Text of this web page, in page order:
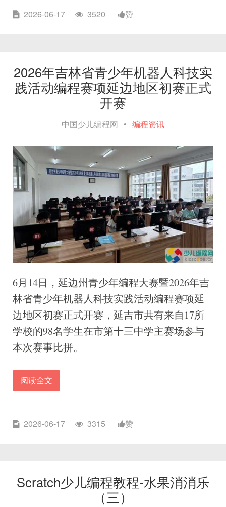
2026-06-17 3520 赞
2026年吉林省青少年机器人科技实
践活动编程赛项延边地区初赛正式
开赛
中国少儿编程网 • 编程资讯
6月14日，延边州青少年编程大赛暨2026年吉
林省青少年机器人科技实践活动编程赛项延
边地区初赛正式开赛，延吉市共有来自17所
学校的98名学生在市第十三中学主赛场参与
本次赛事比拼。
阅读全文
2026-06-17 3315 赞
Scratch少儿编程教程-水果消消乐
（三）